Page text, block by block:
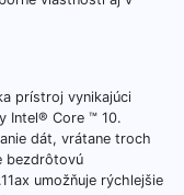
prístroj vynikajúci
Intel® Core ™ 10.
dát, vrátane troch
bezdrôtovú
umožňuje rýchlejšie